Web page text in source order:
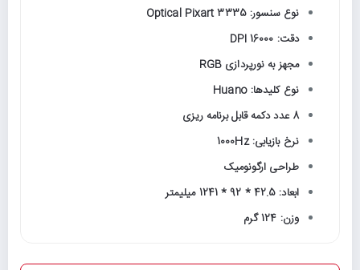
نوع سنسور: Optical Pixart 3335
دقت: 16000 DPI
مجهز به نورپردازی RGB
نوع کلیدها: Huano
8 عدد دکمه قابل برنامه ریزی
نرخ بازیابی: 1000Hz
طراحی ارگونومیک
ابعاد: 42.5 * 92 * 1241 میلیمتر
وزن: 124 گرم